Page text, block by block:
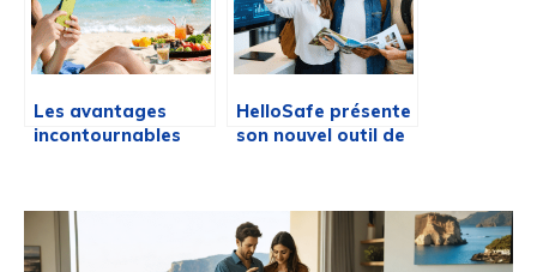
Les avantages
incontournables
escapades à
l’étranger
HelloSafe présente
son nouvel outil de
voyage en France